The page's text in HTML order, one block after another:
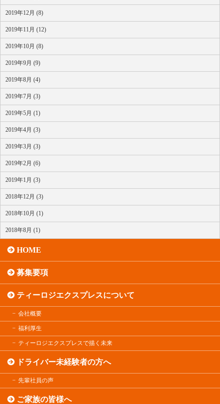
2019年12月 (8)
2019年11月 (12)
2019年10月 (8)
2019年9月 (9)
2019年8月 (4)
2019年7月 (3)
2019年5月 (1)
2019年4月 (3)
2019年3月 (3)
2019年2月 (6)
2019年1月 (3)
2018年12月 (3)
2018年10月 (1)
2018年8月 (1)
HOME
募集要項
ティーロジエクスプレスについて
会社概要
福利厚生
ティーロジエクスプレスで描く未来
ドライバー未経験者の方へ
先輩社員の声
ご家族の皆様へ